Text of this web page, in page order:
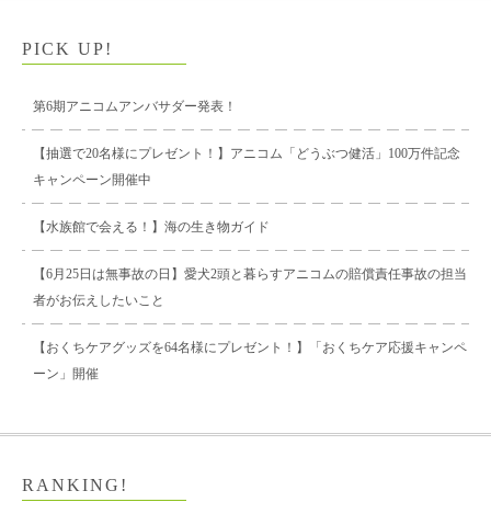
PICK UP!
第6期アニコムアンバサダー発表！
【抽選で20名様にプレゼント！】アニコム「どうぶつ健活」100万件記念
キャンペーン開催中
【水族館で会える！】海の生き物ガイド
【6月25日は無事故の日】愛犬2頭と暮らすアニコムの賠償責任事故の担当
者がお伝えしたいこと
【おくちケアグッズを64名様にプレゼント！】「おくちケア応援キャンペ
ーン」開催
RANKING!